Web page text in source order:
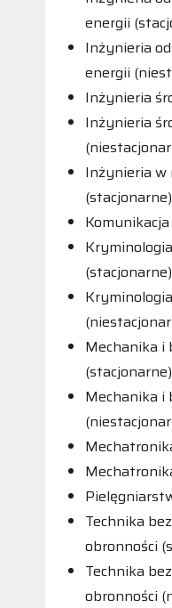
energii
Inżynieria
energii
Inżynieria
Inżynieria
Inżynieria w
(stacjonarne)
(stacjonarne)
Mechanika i
(stacjonarne)
Mechanika i
Technika
obronności
Technika
obronności